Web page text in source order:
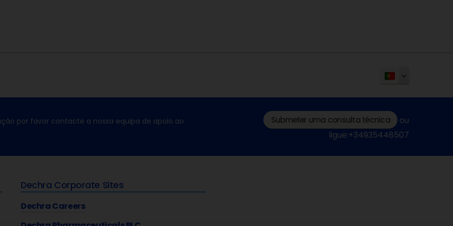
por favor contacte a nossa equipa de apoio ao Submeter uma consulta técnica
ou
ligue:+34935448507
Dechra Corporate Sites
Dechra Careers